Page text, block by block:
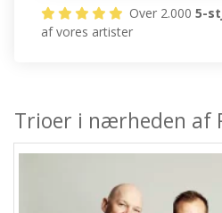
Over 2.0005-
af vores artister
Trioer i nærheden af